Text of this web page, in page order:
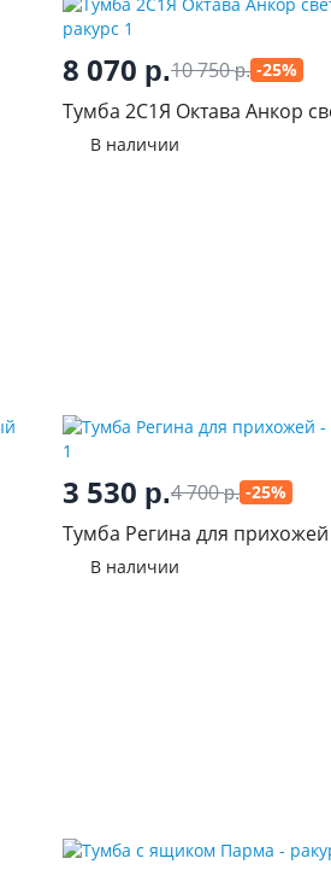
8 070 р.10 750р. -25%
Тумба 2С1Я Октава Анкор
В наличии
3 530 р.4 700р. -25%
Тумба Регина для прихожей
В наличии